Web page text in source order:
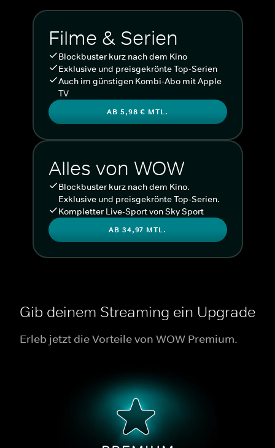
Filme & Serien
Blockbuster kurz nach dem Kino
Exklusive und preisgekrönte Top-Serien
Auch im günstigen Kombi-Abo mit Apple
TV
AB 5,98 € MTL.
Alles von WOW
Blockbuster kurz nach dem Kino.
Exklusive und preisgekrönte Top-Serien.
Kompletter Live-Sport von Sky Sport
AB 34,97 MTL.
Gib deinem Streaming ein Upgrade
Erleb jetzt die Vorteile von WOW Premium.